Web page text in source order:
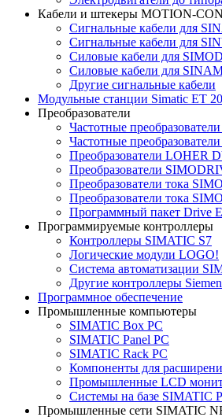
Кабели и штекеры MOTION-
Сигнальные кабели для
Сигнальные кабели для
Силовые кабели для
Силовые кабели для
Другие сигнальные кабели
Модульные станции Simatic ET
Преобразователи
Частотные
Частотные
Преобразователи LOHER
Преобразователи
Преобразователи тока
Преобразователи тока
Программный пакет Drive
Программируемые контроллеры
Контроллеры SIMATIC S7
Логические модули LOGO!
Система автоматизации
Другие контроллеры
Программное обеспечение
Промышленные компьютеры
SIMATIC Box PC
SIMATIC Panel PС
SIMATIC Rack PC
Компоненты для
Промышленные LCD
Системы на базе SIMATIC
Промышленные сети SIMATIC